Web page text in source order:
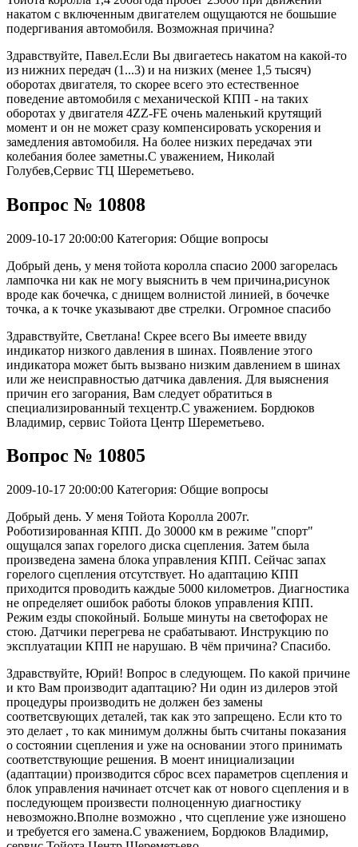
накатом с включенным двигателем ощущаются не бошьшие
подергивания автомобиля. Возможная причина?
Здравствуйте, Павел.Если Вы двигаетесь накатом на какой-то
из нижних передач (1...3) и на низких (менее 1,5 тысяч)
оборотах двигателя, то скорее всего это естественное
поведение автомобиля с механической КПП - на таких
оборотах у двигателя 4ZZ-FE очень маленький крутящий
момент и он не может сразу компенсировать ускорения и
замедления автомобиля. На более низких передачах эти
колебания более заметны.С уважением, Николай
Голубев,Сервис ТЦ Шереметьево.
Вопрос № 10808
2009-10-17 20:00:00 Категория: Общие вопросы
Добрый день, у меня тойота королла спасио 2000 загорелась
лампочка ни как не могу выяснить в чем причина,рисунок
вроде как бочечка, с днищем волнистой линией, в бочечке
точка, а к точке указывают две стрелки. Огромное спасибо
Здравствуйте, Светлана! Скрее всего Вы имеете ввиду
индикатор низкого давления в шинах. Появление этого
индикатора может быть вызвано низким давлением в шинах
или же неисправностью датчика давления. Для выяснения
причин его загорания, Вам следует обратиться в
специализированный техцентр.С уважением. Бордюков
Владимир, сервис Тойота Центр Шереметьево.
Вопрос № 10805
2009-10-17 20:00:00 Категория: Общие вопросы
Добрый день. У меня Тойота Королла 2007г.
Роботизированная КПП. До 30000 км в режиме "спорт"
ощущался запах горелого диска сцепления. Затем была
произведена замена блока управления КПП. Сейчас запах
горелого сцепления отсутствует. Но адаптацию КПП
приходится проводить каждые 5000 километров. Диагностика
не определяет ошибок работы блоков управления КПП.
Режим езды спокойный. Больше минуты на светофорах не
стою. Датчики перегрева не срабатывают. Инструкцию по
эксплуатации КПП не нарушаю. В чём причина? Спасибо.
Здравствуйте, Юрий! Вопрос в следующем. По какой причине
и кто Вам производит адаптацию? Ни один из дилеров этой
процедуры производить не должен без замены
соответсвующих деталей, так как это запрещено. Если кто то
это делает , то как минимум должны быть считаны показания
о состоянии сцепления и уже на основании этого принимать
соответствующие решения. В моент инициализации
(адаптации) производится сброс всех параметров сцепления и
блок управления начинает отсчет как от нового сцепления и в
последующем произвести полноценную диагностику
невозможно.Вполне возможно , что сцепление уже изношено
и требуется его замена.С уважением, Бордюков Владимир,